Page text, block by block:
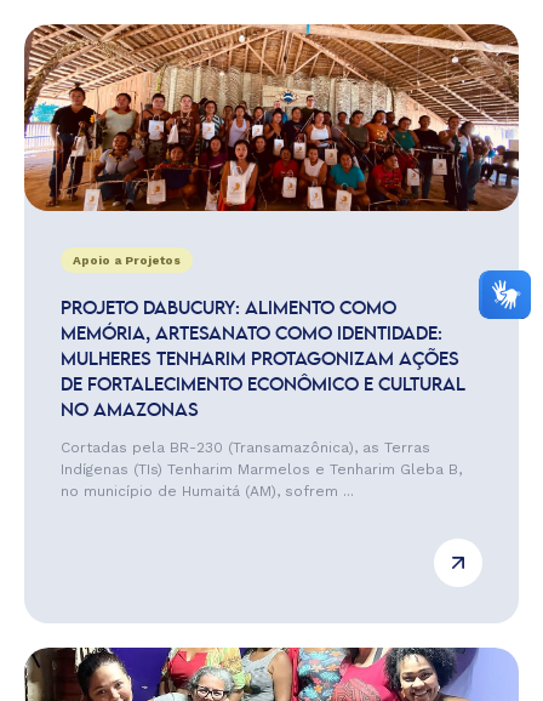
Apoio a Projetos
PROJETO DABUCURY: ALIMENTO COMO
MEMÓRIA, ARTESANATO COMO IDENTIDADE:
MULHERES TENHARIM PROTAGONIZAM AÇÕES
DE FORTALECIMENTO ECONÔMICO E CULTURAL
NO AMAZONAS
Cortadas pela BR-230 (Transamazônica), as Terras
Indígenas (TIs) Tenharim Marmelos e Tenharim Gleba B,
no município de Humaitá (AM), sofrem ...